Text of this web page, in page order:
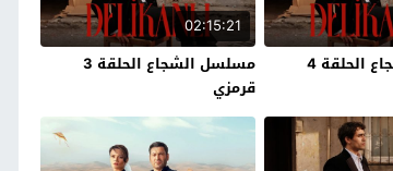
مسلسل الشجاع الحلقة 4
02:15:21
مسلسل الشجاع الحلقة 3
قرمزي